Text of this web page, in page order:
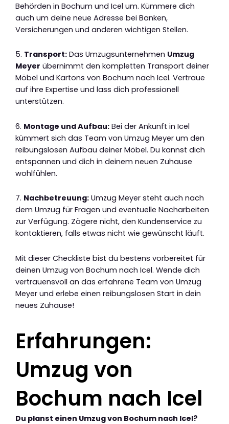
Behörden in Bochum und Icel um. Kümmere dich
auch um deine neue Adresse bei Banken,
Versicherungen und anderen wichtigen Stellen.
5. Transport: Das Umzugsunternehmen Umzug
Meyer übernimmt den kompletten Transport deiner
Möbel und Kartons von Bochum nach Icel. Vertraue
auf ihre Expertise und lass dich professionell
unterstützen.
6. Montage und Aufbau: Bei der Ankunft in Icel
kümmert sich das Team von Umzug Meyer um den
reibungslosen Aufbau deiner Möbel. Du kannst dich
entspannen und dich in deinem neuen Zuhause
wohlfühlen.
7. Nachbetreuung: Umzug Meyer steht auch nach
dem Umzug für Fragen und eventuelle Nacharbeiten
zur Verfügung. Zögere nicht, den Kundenservice zu
kontaktieren, falls etwas nicht wie gewünscht läuft.
Mit dieser Checkliste bist du bestens vorbereitet für
deinen Umzug von Bochum nach Icel. Wende dich
vertrauensvoll an das erfahrene Team von Umzug
Meyer und erlebe einen reibungslosen Start in dein
neues Zuhause!
Erfahrungen:
Umzug von
Bochum nach Icel
Du planst einen Umzug von Bochum nach Icel?